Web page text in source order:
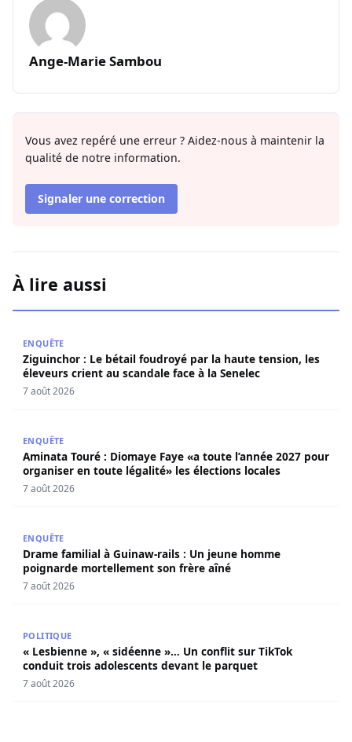
Ange-Marie Sambou
Vous avez repéré une erreur ? Aidez-nous à maintenir la
qualité de notre information.
Signaler une correction
À lire aussi
ENQUÊTE
Ziguinchor : Le bétail foudroyé par la haute tension, les
éleveurs crient au scandale face à la Senelec
7 août 2026
ENQUÊTE
Aminata Touré : Diomaye Faye «a toute l’année 2027 pour
organiser en toute légalité» les élections locales
7 août 2026
ENQUÊTE
Drame familial à Guinaw-rails : Un jeune homme
poignarde mortellement son frère aîné
7 août 2026
POLITIQUE
« Lesbienne », « sidéenne »… Un conflit sur TikTok
conduit trois adolescents devant le parquet
7 août 2026